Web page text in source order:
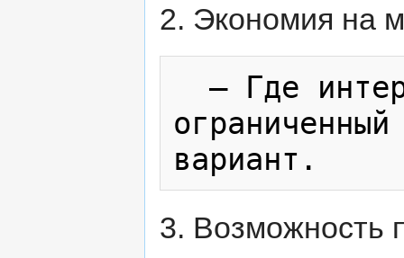
2. Экономия на
3. Возможность